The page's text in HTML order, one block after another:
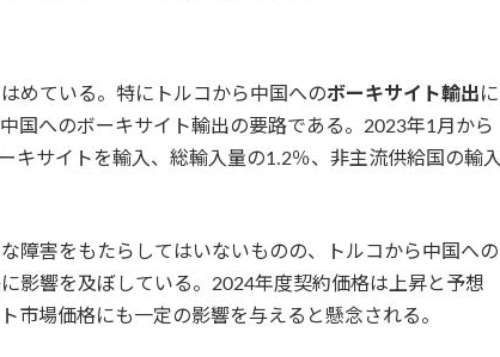
めている。特にトルコから中国へのボーキサイト輸出に
国へのボーキサイト輸出の要路である。2023年1月から
キサイトを輸入、総輸入量の1.2％、非主流供給国の輸入
障害をもたらしてはいないものの、トルコから中国への
影響を及ぼしている。2024年度契約価格は上昇と予想
市場価格にも一定の影響を与えると懸念される。